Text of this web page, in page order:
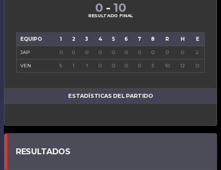
0 - 10
RESULTADO FINAL
EQUIPO 1 2 3 4 5 6 7 8 R H E
JAP 0 0 0 0 0 0 0 0 0 0 2
VEN 5 1 1 0 0 0 0 3 10 12 0
ESTADÍSTICAS DEL PARTIDO
RESULTADOS